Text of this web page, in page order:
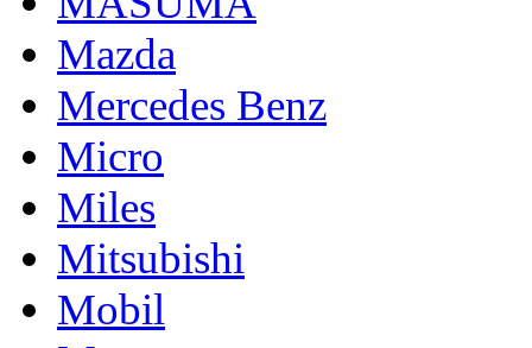
Mazda
Mercedes Benz
Micro
Miles
Mitsubishi
Mobil